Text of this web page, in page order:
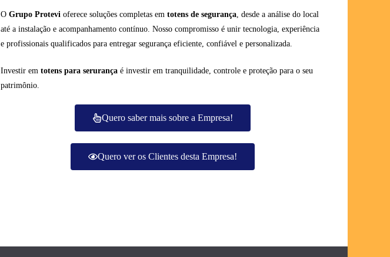
O Grupo Protevi oferece soluções completas em totens de segurança, desde a análise do local
até a instalação e acompanhamento contínuo. Nosso compromisso é unir tecnologia, experiência
e profissionais qualificados para entregar segurança eficiente, confiável e personalizada.
Investir em totens para serurança é investir em tranquilidade, controle e proteção para o seu
patrimônio.
Quero saber mais sobre a Empresa!
Quero ver os Clientes desta Empresa!